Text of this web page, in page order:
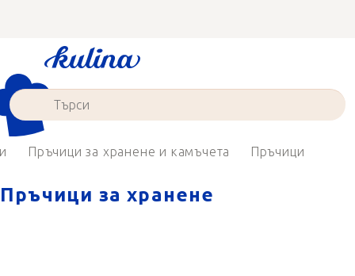
съдържанието
Пръчици за хранене и камъчета Пръчици
Пръчици за хранене